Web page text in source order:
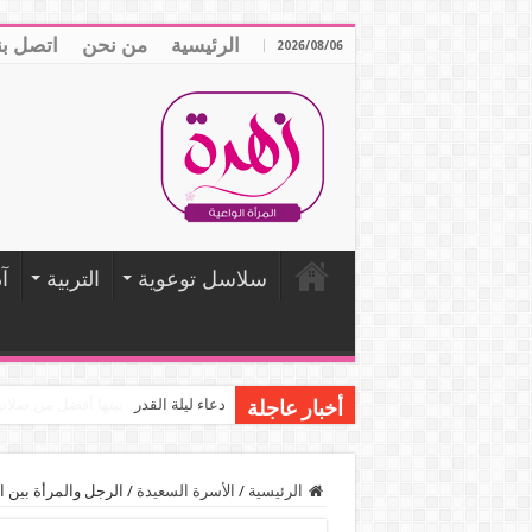
2026/08/06 الرئيسية من نحن اتصل
سلاسل توعوية التربية
أخبار عاجلة صلاة المرأة في بيتها أفضل من
الرئيسية / الأسرة السعيدة / الرجل والمرأة